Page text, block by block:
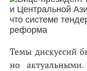
Темы дискуссий
но